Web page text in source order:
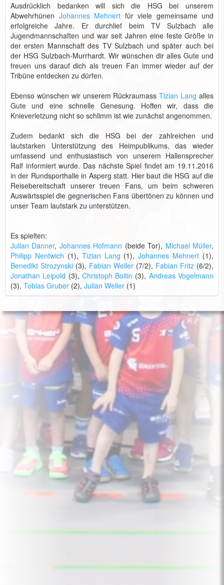
Ausdrücklich bedanken will sich die HSG bei unserem
Abwehrhünen Johannes Mehnert für viele gemeinsame und
erfolgreiche Jahre. Er durchlief beim TV Sulzbach alle
Jugendmannschaften und war seit Jahren eine feste Größe in
der ersten Mannschaft des TV Sulzbach und später auch bei
der HSG Sulzbach-Murrhardt. Wir wünschen dir alles Gute und
freuen uns darauf dich als treuen Fan immer wieder auf der
Tribüne entdecken zu dürfen.
Ebenso wünschen wir unserem RückraumassTizian Lang alles
Gute und eine schnelle Genesung. Hoffen wir, dass die
Knieverletzung nicht so schlimm ist wie zunächst angenommen.
Zudem bedankt sich die HSG bei der zahlreichen und
lautstarken Unterstützung des Heimpublikums, das wieder
umfassend und enthusiastisch von unserem Hallensprecher
Ralf informiert wurde. Das nächste Spiel findet am 19.11.2016
in der Rundsporthalle in Asperg statt. Hier baut die HSG auf die
Reisebereitschaft unserer treuen Fans, um beim schweren
Auswärtsspiel die gegnerischen Fans übertönen zu können und
unser Team lautstark zu unterstützen.
Es spielten:
Julian Danner, Johannes Hofmann (beide Tor), Michael Müller,
Philipp Nentwich (1), Tizian Lang (1),Johannes Mehnert (1),
Benedikt Strozynski (3), Fabian Weller (7/2), Fabian Fritz (6/2),
Jonathan Leipold (3), Christoph Boitin (3), Andreas Vogelmann
(3), Tobias Gruber (2), Julian Weller (1)